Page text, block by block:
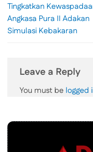
Tingkatkan
Angkasa Pura II Adakan
Simulasi Kebakaran
Leave a Reply
You must be logged